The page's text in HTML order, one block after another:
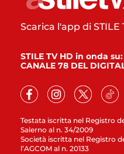
Testata iscritta nel Registro
Salerno al n. 34/2009
Società iscritta nel Registro
l’AGCOM al n. 20133
Scarica l'app di STILE
STILE TV HD in onda su:
CANALE 78 DEL